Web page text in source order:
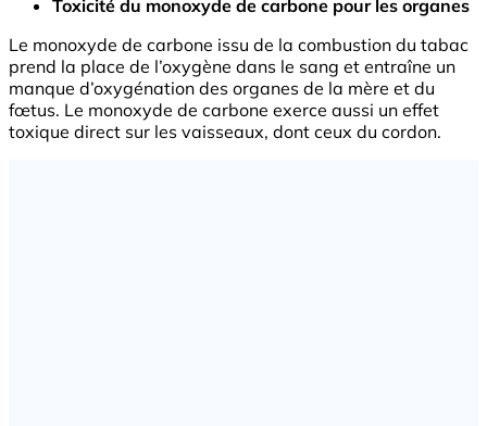
Toxicité du monoxyde de carbone pour les organes
Le monoxyde de carbone issu de la combustion du tabac
prend la place de l’oxygène dans le sang et entraîne un
manque d’oxygénation des organes de la mère et du
fœtus. Le monoxyde de carbone exerce aussi un effet
toxique direct sur les vaisseaux, dont ceux du cordon.